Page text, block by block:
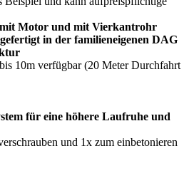
mit Motor und mit Vierkantrohr
in der familieneigenen DAG
10m verfügbar (20 Meter Durchfahrt
für eine höhere Laufruhe und
und 1x zum einbetonieren